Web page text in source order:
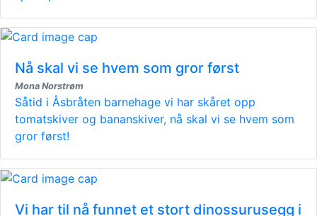
Nå skal vi se hvem som gror først
Mona Norstrøm
Såtid i Åsbråten barnehage vi har skåret opp
tomatskiver og bananskiver, nå skal vi se hvem som
gror først!
Vi har til nå funnet et stort dinossurusegg i